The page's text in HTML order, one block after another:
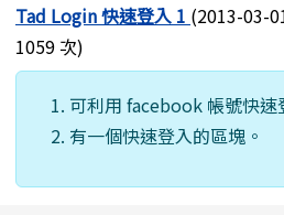
Tad Login 快速登入 1 (2013-03-
1059 次)
可利用 facebook 帳號快速
有一個快速登入的區塊。